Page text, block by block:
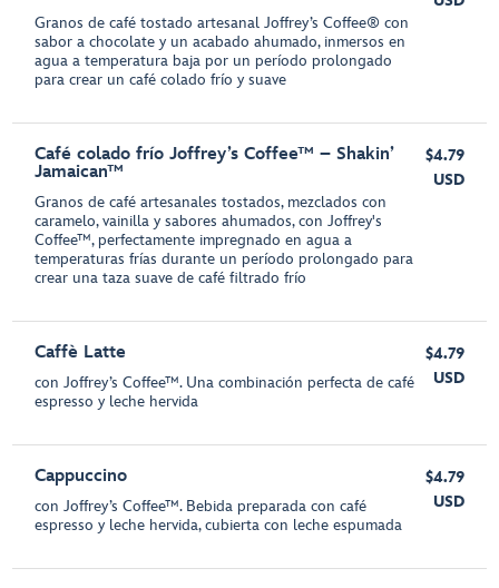
Granos de café tostado artesanal Joffrey’s Coffee® con
sabor a chocolate y un acabado ahumado, inmersos en
agua a temperatura baja por un período prolongado
para crear un café colado frío y suave
Café colado frío Joffrey’s Coffee™ – Shakin’
Jamaican™
Granos de café artesanales tostados, mezclados con
caramelo, vainilla y sabores ahumados, con Joffrey's
Coffee™, perfectamente impregnado en agua a
temperaturas frías durante un período prolongado para
crear una taza suave de café filtrado frío
$4.79
USD
Caffè Latte
con Joffrey’s Coffee™. Una combinación perfecta de café
espresso y leche hervida
$4.79
USD
Cappuccino
con Joffrey’s Coffee™. Bebida preparada con café
espresso y leche hervida, cubierta con leche espumada
$4.79
USD